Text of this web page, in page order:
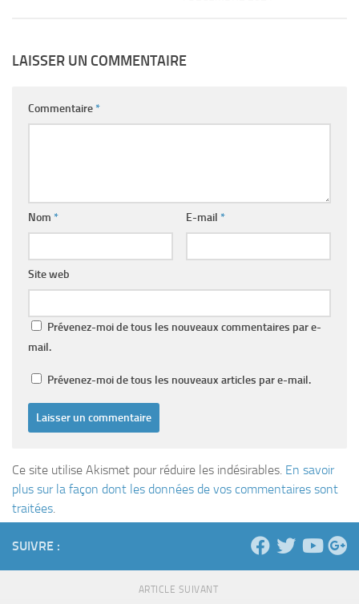
LAISSER UN COMMENTAIRE
Commentaire*
Nom * E-mail *
Site web
Prévenez-moi de tous les nouveaux commentaires par e-
mail.
Prévenez-moi de tous les nouveaux articles par e-mail.
Ce site utilise Akismet pour réduire les indésirables. En savoir
plus sur la façon dont les données de vos commentaires sont
traitées.
SUIVRE :
ARTICLE SUIVANT